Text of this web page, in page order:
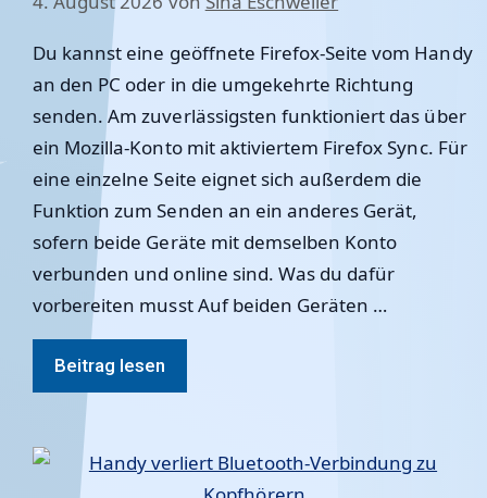
Du kannst eine geöffnete Firefox-Seite vom Handy
an den PC oder in die umgekehrte Richtung
senden. Am zuverlässigsten funktioniert das über
ein Mozilla-Konto mit aktiviertem Firefox Sync. Für
eine einzelne Seite eignet sich außerdem die
Funktion zum Senden an ein anderes Gerät,
sofern beide Geräte mit demselben Konto
verbunden und online sind. Was du dafür
vorbereiten musst Auf beiden Geräten …
Beitrag lesen